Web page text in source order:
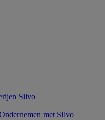
Silvo
met Silvo